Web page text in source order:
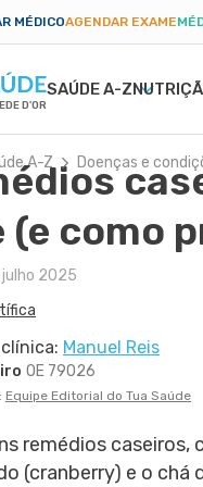
MÉDICOAGENDAR EXAME
SAÚDE A-Z
D'OR
GRAVIDEZ
BELEZA E
CICATRIZ
RUGAS
A-Z Doenças e
como
2025
Manuel Reis
OE 79026
Equipe Editorial do Tua Saúde
remédios caseiros,
(cranberry) e o chá